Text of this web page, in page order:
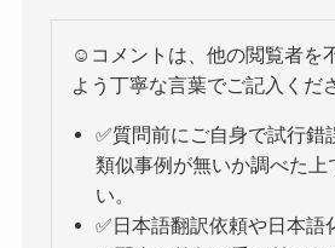
☺️コメントは、他の閲覧者を
よう丁寧な言葉でご記入くだ
✅質問前にご自身で試行錯
類似事例が無いか調べた上
い。
✅日本語翻訳依頼や日本語